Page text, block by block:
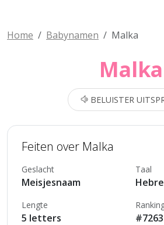
Home Babynamen Malka
Malka
BELUISTER
Feiten over Malka
Geslacht
Meisjesnaam
Taal
Lengte
5 letters #7263